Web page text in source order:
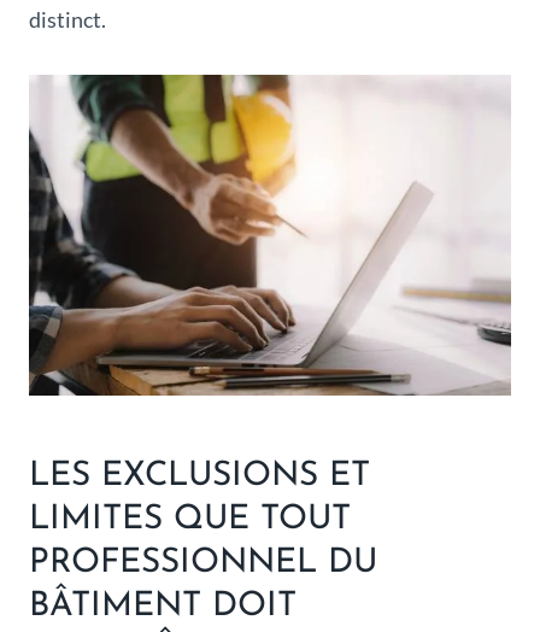
distinct.
LES EXCLUSIONS ET
LIMITES QUE TOUT
PROFESSIONNEL DU
BÂTIMENT DOIT